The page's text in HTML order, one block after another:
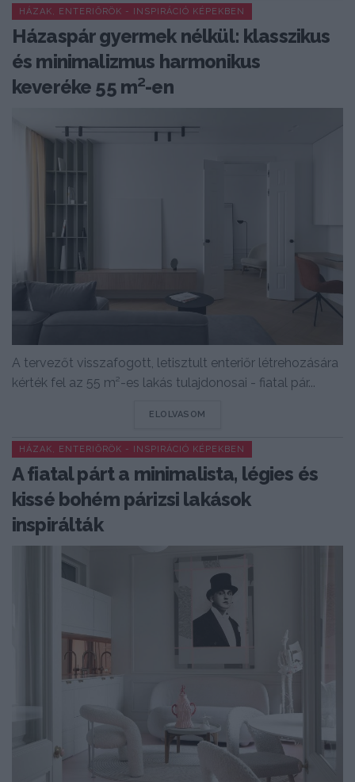
HÁZAK, ENTERIŐRÖK - INSPIRÁCIÓ KÉPEKBEN
Házaspár gyermek nélkül: klasszikus
és minimalizmus harmonikus
keveréke 55 m²-en
A tervezőt visszafogott, letisztult enteriőr létrehozására
kérték fel az 55 m²-es lakás tulajdonosai - fiatal pár...
ELOLVASOM
HÁZAK, ENTERIŐRÖK - INSPIRÁCIÓ KÉPEKBEN
A fiatal párt a minimalista, légies és
kissé bohém párizsi lakások
inspirálták